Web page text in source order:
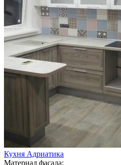
Кухня Адриатика
Материал фасада: